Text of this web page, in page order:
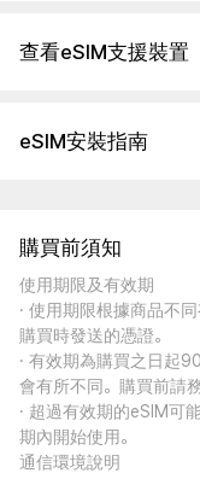
查看eSIM支援裝置
eSIM安裝指南
購買前須知
使用期限及有效期
· 使用期限根據商品不
購買時發送的憑證。
· 有效期為購買之日起
會有所不同。購買前請
· 超過有效期的eSIM可
期內開始使用。
通信環境說明